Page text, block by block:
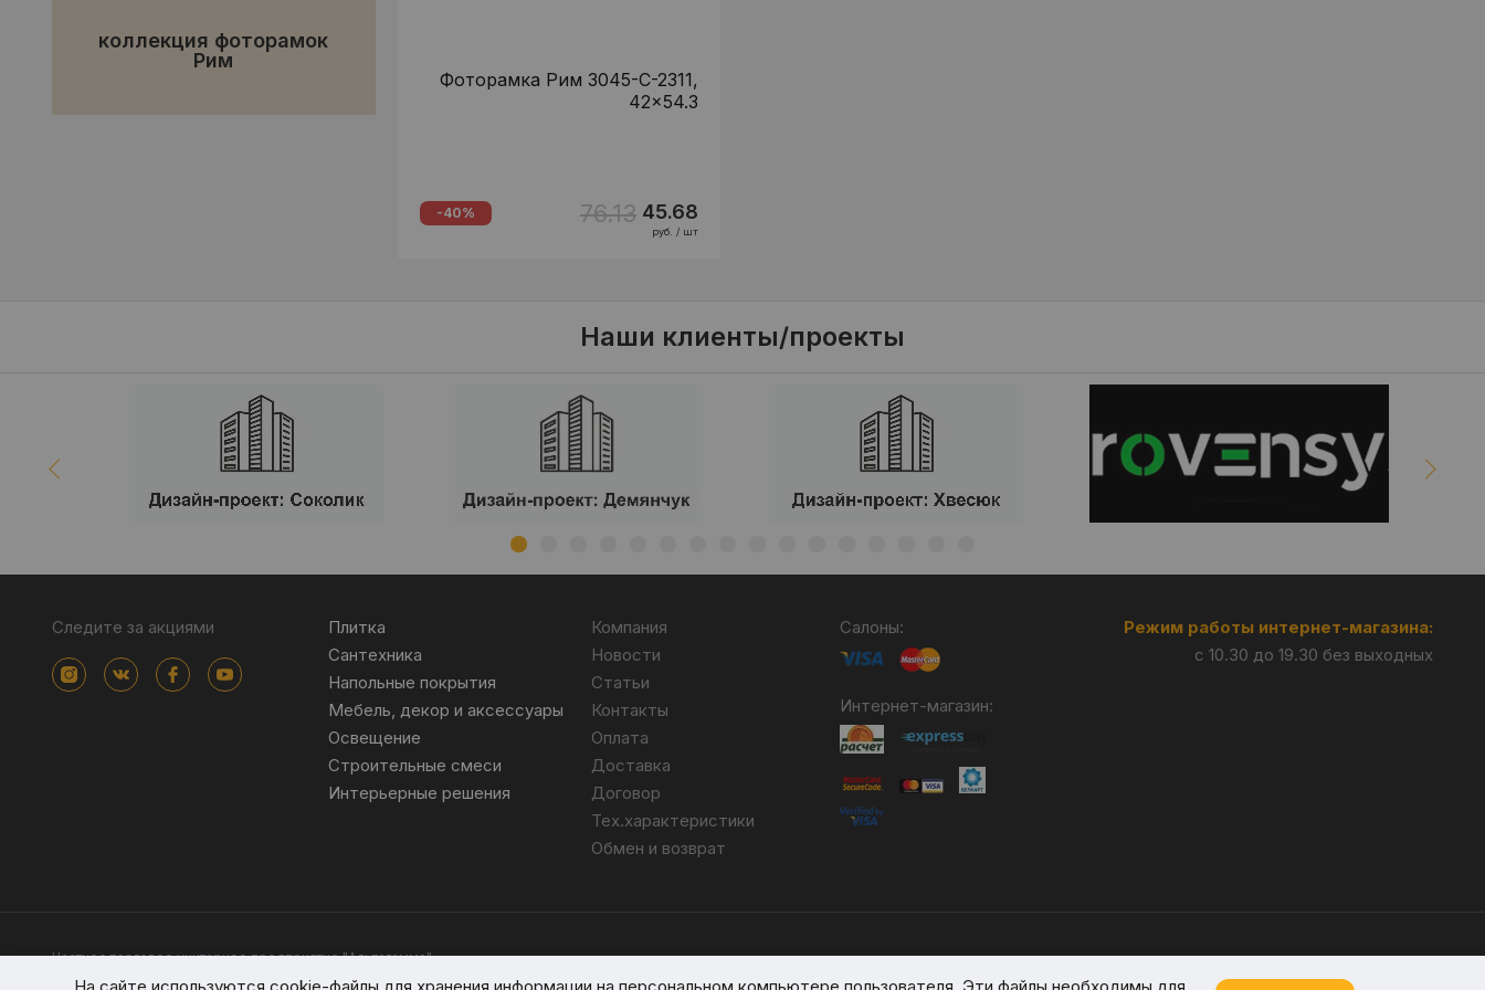
коллекция фоторамок
Рим
Фоторамка Рим 3045-C-2311,
42x54.3
-40% 76.13 45.68
руб. / шт
Наши клиенты/проекты
Следите за акциями
Плитка
Сантехника
Напольные покрытия
Мебель, декор и аксессуары
Освещение
Строительные смеси
Интерьерные решения
Компания
Новости
Статьи
Контакты
Оплата
Доставка
Договор
Тех.характеристики
Обмен и возврат
Салоны:
Интернет-магазин:
Режим работы интернет-магазина:
с 10.30 до 19.30 без выходных
Частное торговое унитарное предприятие "Альтагамма".